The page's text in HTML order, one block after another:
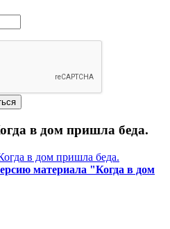
в дом пришла беда.
в дом пришла беда.
материала "Когда в дом